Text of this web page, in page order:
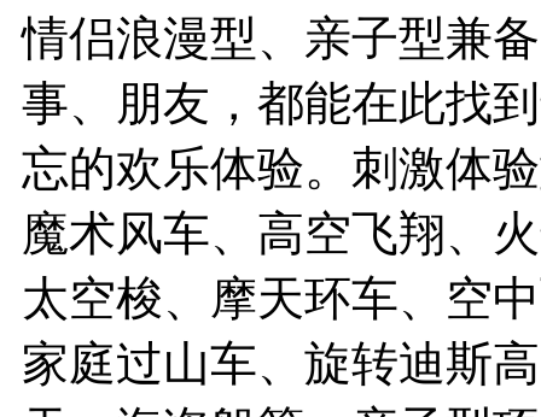
情侣浪漫型、亲子型兼
事、朋友，都能在此找
忘的欢乐体验。刺激体
魔术风车、高空飞翔、
太空梭、摩天环车、空
家庭过山车、旋转迪斯